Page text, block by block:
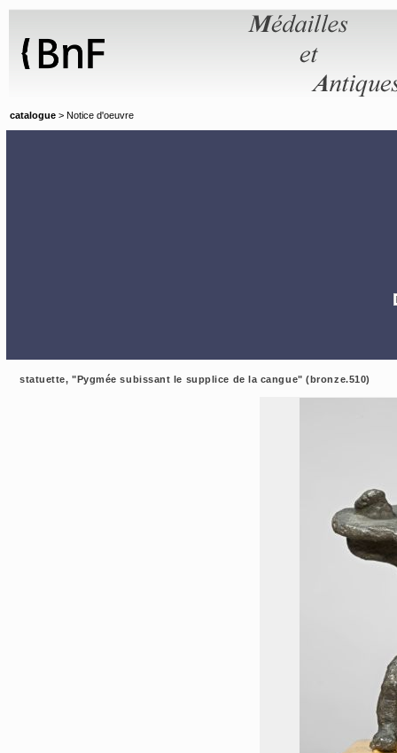
catalogue > Notice d'oeuvre
statuette, "Pygmée subissant le supplice de la cangue" (bronze.510)